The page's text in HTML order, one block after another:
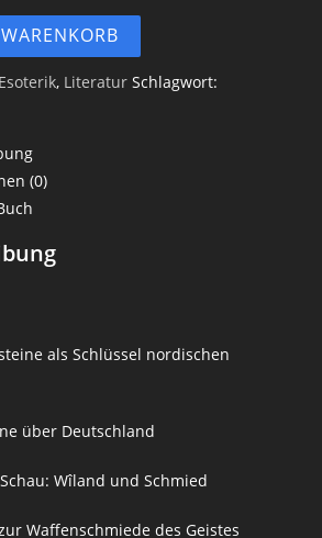
Esoterik, Literatur Schlagwort:
(0)
als Schlüssel nordischen
über Deutschland
Wîland und Schmied
Waffenschmiede des Geistes